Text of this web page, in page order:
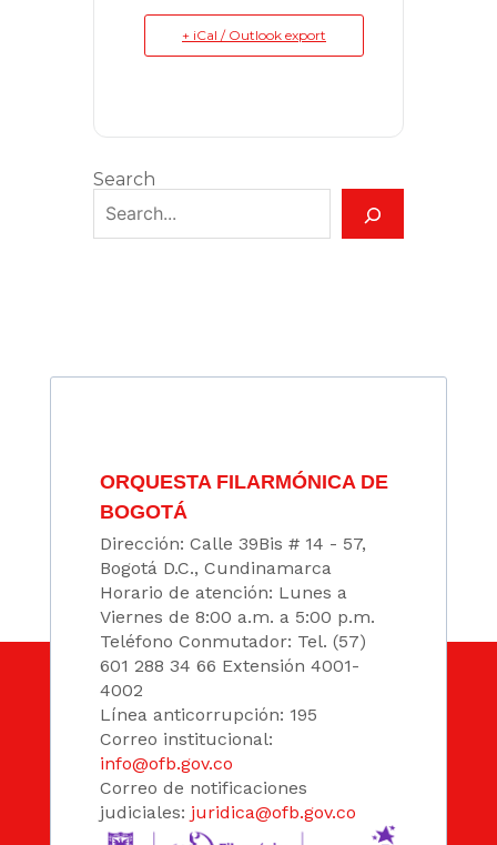
+ iCal / Outlook export
Search
ORQUESTA FILARMÓNICA DE
BOGOTÁ
Dirección: Calle 39Bis # 14 - 57,
Bogotá D.C., Cundinamarca
Horario de atención: Lunes a
Viernes de 8:00 a.m. a 5:00 p.m.
Teléfono Conmutador: Tel. (57)
601 288 34 66 Extensión 4001-
4002
Línea anticorrupción: 195
Correo institucional:
info@ofb.gov.co
Correo de notificaciones
judiciales: juridica@ofb.gov.co